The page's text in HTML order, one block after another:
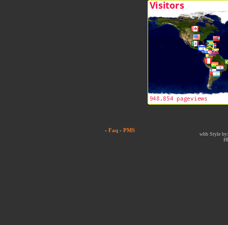
- Faq - PMS
wbb Style